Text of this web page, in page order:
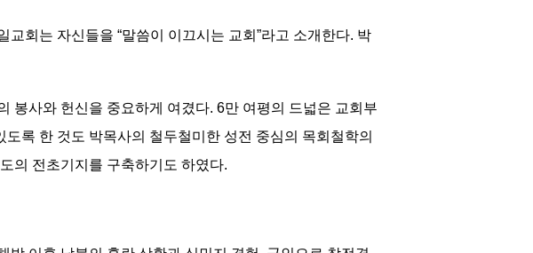
회는 자신들을 “말씀이 이끄시는 교회”라고 소개한다. 박
봉사와 헌신을 중요하게 여겼다. 6만 여평의 드넓은 교회부
록 한 것도 박목사의 철두철미한 성전 중심의 목회철학의
의 전초기지를 구축하기도 하였다.